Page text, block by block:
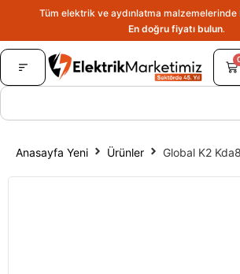
Tüm elektrik ve aydınlatma malzemelerinde
En doğru fiyatı bulun.
Anasayfa Yeni Ürünler Global K2